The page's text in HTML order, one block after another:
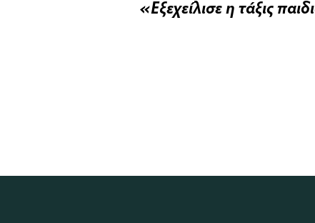
«Εξεχείλισε η τάξις